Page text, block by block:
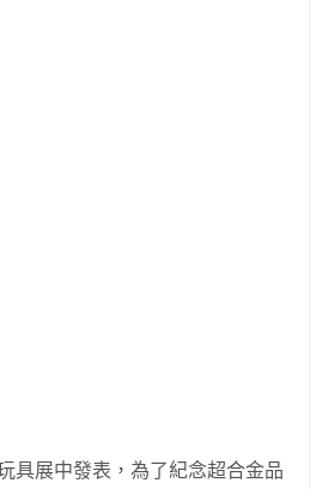
具展中發表，為了紀念超合金品